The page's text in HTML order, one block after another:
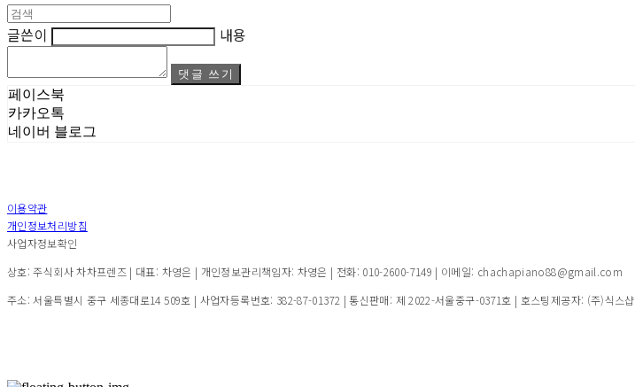
글쓴이 내용
댓글 쓰기
페이스북
카카오톡
네이버 블로그
이용약관
개인정보처리방침
사업자정보확인
상호: 주식회사 차차프렌즈 | 대표: 차영은 | 개인정보관리책임자: 차영은 | 전화: 010-2600-7149 | 이메일: chachapiano88@gmail.com
주소: 서울특별시 중구 세종대로14 509호 | 사업자등록번호: 382-87-01372 | 통신판매: 제 2022-서울중구-0371호 | 호스팅제공자: (주)식스샵